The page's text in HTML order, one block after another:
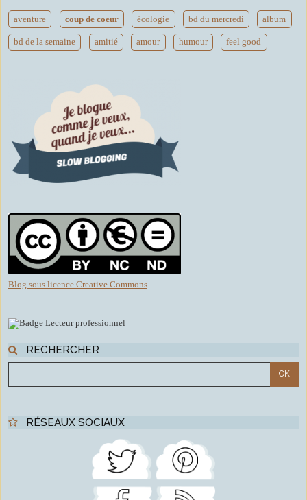
aventure coup de coeur écologie bd du mercredi album
bd de la semaine amitié amour humour feel good
Blog sous licence Creative Commons
RECHERCHER
RÉSEAUX SOCIAUX